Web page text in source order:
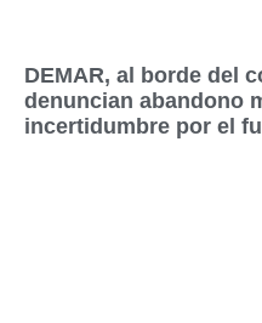
DEMAR, al borde del
denuncian abandono
incertidumbre por el